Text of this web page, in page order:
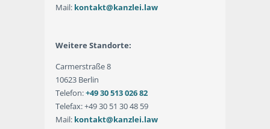
Mail: kontakt@kanzlei.law
Weitere Standorte:
Carmerstraße 8
10623 Berlin
Telefon:+49 30 513 026 82
Telefax: +49 30 51 30 48 59
Mail: kontakt@kanzlei.law